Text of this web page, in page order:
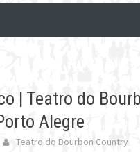
| Teatro do
Alegre
Teatro do Bourbon Country